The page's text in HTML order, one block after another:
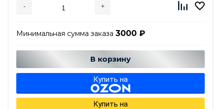
- +
Минимальная сумма заказа 3000 ₽
В корзину
Купить на
Купить на